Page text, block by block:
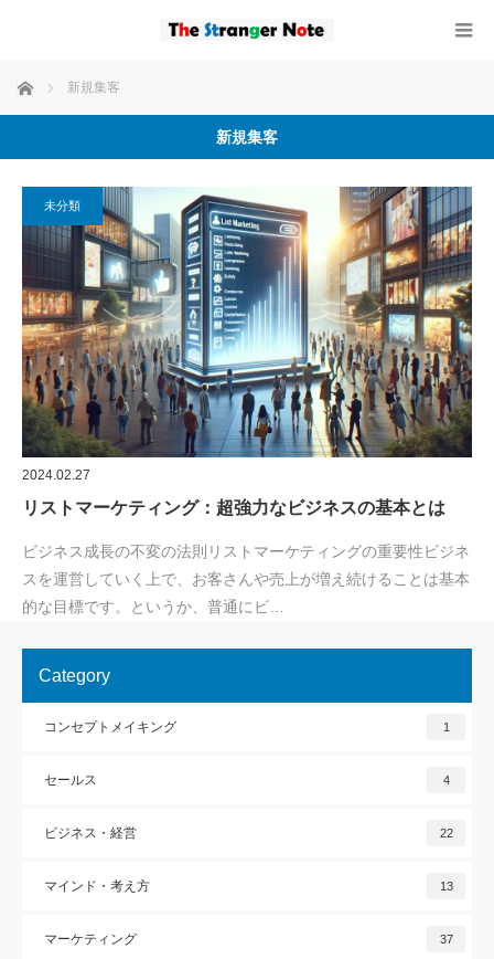
ホーム 新規集客
新規集客
未分類
2024.02.27
リストマーケティング：超強力なビジネスの基本とは
ビジネス成長の不変の法則リストマーケティングの重要性ビジネ
スを運営していく上で、お客さんや売上が増え続けることは基本
的な目標です。というか、普通にビ…
Category
コンセプトメイキング 1
セールス 4
ビジネス・経営 22
マインド・考え方 13
マーケティング 37